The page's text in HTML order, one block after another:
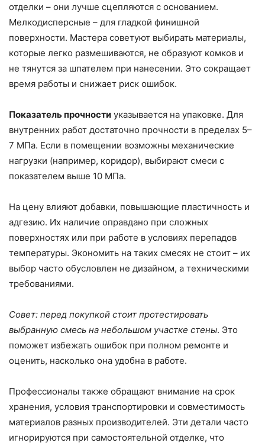
отделки – они лучше сцепляются с основанием.
Мелкодисперсные – для гладкой финишной
поверхности. Мастера советуют выбирать материалы,
которые легко размешиваются, не образуют комков и
не тянутся за шпателем при нанесении. Это сокращает
время работы и снижает риск ошибок.
Показатель прочности указывается на упаковке. Для
внутренних работ достаточно прочности в пределах 5–
7 МПа. Если в помещении возможны механические
нагрузки (например, коридор), выбирают смеси с
показателем выше 10 МПа.
На цену влияют добавки, повышающие пластичность и
адгезию. Их наличие оправдано при сложных
поверхностях или при работе в условиях перепадов
температуры. Экономить на таких смесях не стоит – их
выбор часто обусловлен не дизайном, а техническими
требованиями.
Совет: перед покупкой стоит протестировать
выбранную смесь на небольшом участке стены. Это
поможет избежать ошибок при полном ремонте и
оценить, насколько она удобна в работе.
Профессионалы также обращают внимание на срок
хранения, условия транспортировки и совместимость
материалов разных производителей. Эти детали часто
игнорируются при самостоятельной отделке, что